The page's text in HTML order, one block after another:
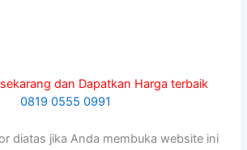
dan Dapatkan Harga terbaik
0819 0555 0991
diatas jika Anda membuka website ini